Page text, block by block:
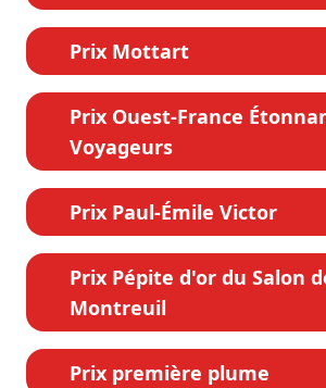
Prix Mottart
Prix Ouest-France
Voyageurs
Prix Paul-Émile Victor
Prix Pépite d'or du Salon
Montreuil
Prix première plume